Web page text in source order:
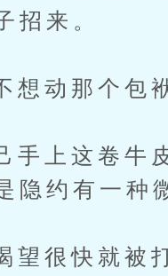
招来。
那个包袱
这卷牛皮
隐约有一种
快就被打